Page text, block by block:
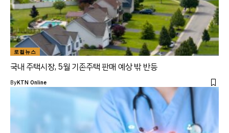
로컬뉴스
국내 주택시장, 5월 기존주택 판매 예상 밖 반등
ByKTN Online